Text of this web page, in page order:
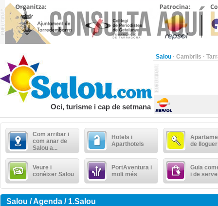
Salou · Cambrils ·
Oci, turisme i cap de setmana
Com arribar i
com anar de
Salou a...
Hotels i
Aparthotels
de lloguer
Veure i
conèixer Salou
PortAventura i
molt més
Guia
i de
Salou / Agenda / 1.Salou